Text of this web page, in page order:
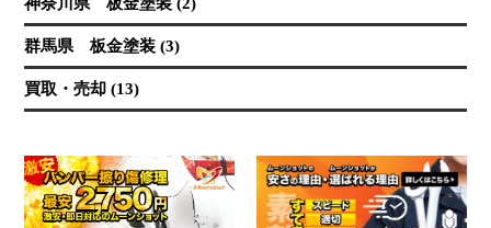
群馬県 板金塗装 (3)
買取・売却 (13)